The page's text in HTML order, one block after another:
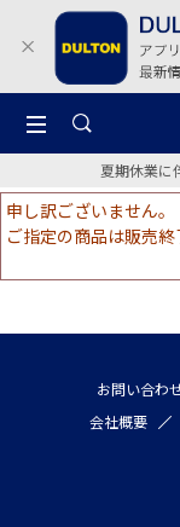
夏期休業に
申し訳ございません。
ご指定の商品は販売
お問い合わ
会社概要